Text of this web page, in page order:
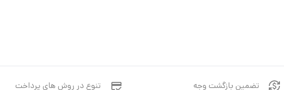
تضمین بازگشت وجه تنوع در روش های پرداخت